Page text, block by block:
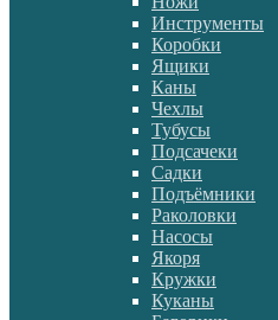
Инструменты
Коробки
Ящики
Каны
Чехлы
Тубусы
Подсачеки
Садки
Подъёмники
Раколовки
Насосы
Якоря
Кружки
Куканы